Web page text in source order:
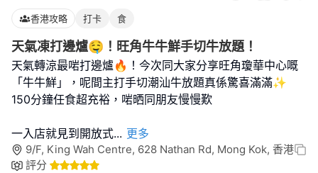
香港攻略 打卡 食
天氣凍打邊爐🤤！旺角牛牛鮮手切牛放題！
天氣轉涼最啱打邊爐🔥！今次同大家分享旺角瓊華中心嘅
「牛牛鮮」，呢間主打手切潮汕牛放題真係驚喜滿滿✨
150分鐘任食超充裕，啱晒同朋友慢慢歎
一入店就見到開放式... 更多
9/F, King Wah Centre, 628 Nathan Rd, Mong Kok, 香港
評分